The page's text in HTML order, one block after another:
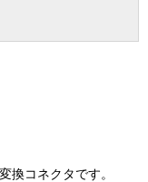
換コネクタです。